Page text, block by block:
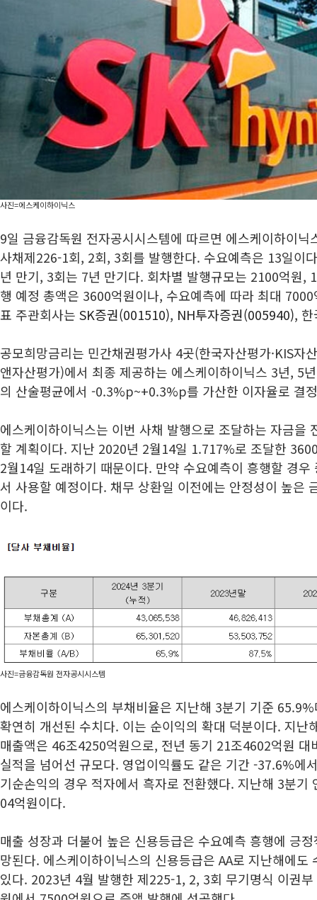
사진=에스케이하이닉스
9일 금융감독원 전자공시시스템에 따르면 에스케이하이닉
사채제226-1회, 2회, 3회를 발행한다. 수요예측은 13일이
년 만기, 3회는 7년 만기다. 회차별 발행규모는 2100억원,
행 예정 총액은 3600억원이나, 수요예측에 따라 최대
표 주관회사는 SK증권(001510), NH투자증권(005940),
공모희망금리는 민간채권평가사 4곳(한국자산평가·KIS자
앤자산평가)에서 최종 제공하는 에스케이하이닉스 3년, 5
의 산술평균에서 -0.3%p~+0.3%p를 가산한 이자율로 결
에스케이하이닉스는 이번 사채 발행으로 조달하는 자금을
할 계획이다. 지난 2020년 2월14일 1.717%로 조달한
2월14일 도래하기 때문이다. 만약 수요예측이 흥행할 경
서 사용할 예정이다. 채무 상환일 이전에는 안정성이 높은
이다.
사진=금융감독원 전자공시시스템
에스케이하이닉스의 부채비율은 지난해 3분기 기준
확연히 개선된 수치다. 이는 순이익의 확대 덕분이다. 지난
매출액은 46조4250억원으로, 전년 동기 21조4602억원
실적을 넘어선 규모다. 영업이익률도 같은 기간 -37.6%에
기순손익의 경우 적자에서 흑자로 전환했다. 지난해 3분기
04억원이다.
매출 성장과 더불어 높은 신용등급은 수요예측 흥행에 긍
망된다. 에스케이하이닉스의 신용등급은 AA로 지난해에도
있다. 2023년 4월 발행한 제225-1, 2, 3회 무기명식 이권